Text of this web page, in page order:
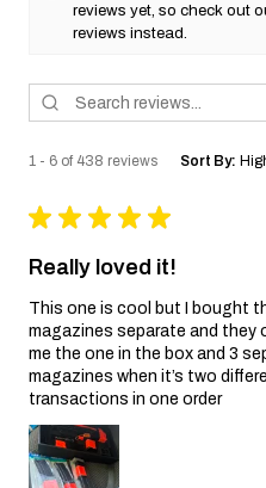
reviews yet, so check out
reviews instead.
1 - 6 of 438 reviews Sort By:
★ ★ ★ ★ ★
Really loved it!
This one is cool but I bought
magazines separate and they
me the one in the box and 3
magazines when it’s two
transactions in one order